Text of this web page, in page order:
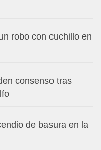
robo con cuchillo en
consenso tras
de basura en la